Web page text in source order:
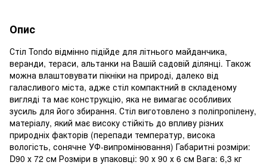
Опис
Стіл Tondo відмінно підійде для літнього майданчика,
веранди, тераси, альтанки на Вашій садовій ділянці. Також
можна влаштовувати пікніки на природі, далеко від
галасливого міста, адже стіл компактний в складеному
вигляді та має конструкцію, яка не вимагає особливих
зусиль для його збирання. Стіл виготовлено з поліпропілену,
матеріалу, який має високу стійкіть до впливу різних
природніх факторів (перепади температур, висока
вологість, сонячне УФ-випромінювання) Габаритні розміри:
D90 х 72 см Розміри в упаковці: 90 х 90 х 6 см Вага: 6,3 кг